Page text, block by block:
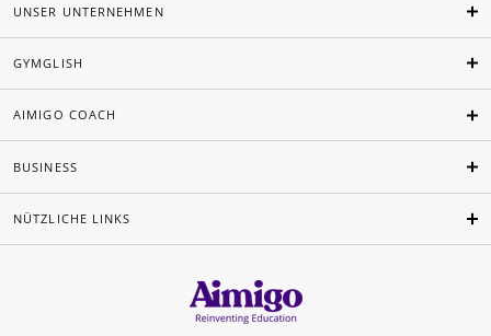
UNSER UNTERNEHMEN
GYMGLISH
AIMIGO COACH
BUSINESS
NÜTZLICHE LINKS